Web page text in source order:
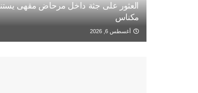
العثور على جثة داخل مرحاض مقهى
مكناس
أغسطس 6, 2026